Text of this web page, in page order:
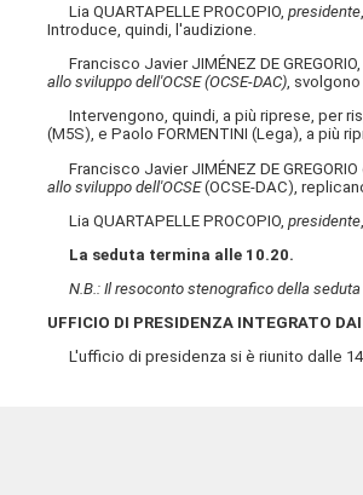
Lia QUARTAPELLE PROCOPIO,presidente
Introduce, quindi, l'audizione.
Francisco Javier JIMÉNEZ DE
allo sviluppo dell'OCSE (OCSE-DAC),
Intervengono, quindi, a più riprese, per
(M5S), e Paolo FORMENTINI (Lega), a più
Francisco Javier JIMÉNEZ DE
allo sviluppo dell'OCSE(OCSE-DAC),
Lia QUARTAPELLE PROCOPIO,presidente
La seduta termina alle 10.20.
N.B.: Il resoconto stenografico della
UFFICIO DI PRESIDENZA INTEGRATO
L'ufficio di presidenza si è riunito dalle